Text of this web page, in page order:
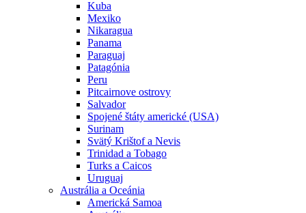
Kuba
Mexiko
Nikaragua
Panama
Paraguaj
Patagónia
Peru
Pitcairnove ostrovy
Salvador
Spojené štáty americké (USA)
Surinam
Svätý Krištof a Nevis
Trinidad a Tobago
Turks a Caicos
Uruguaj
Austrália a Oceánia
Americká Samoa